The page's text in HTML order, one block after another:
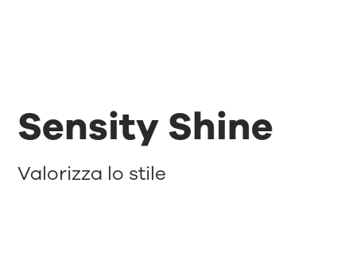
Sensity Shine
Valorizza lo stile